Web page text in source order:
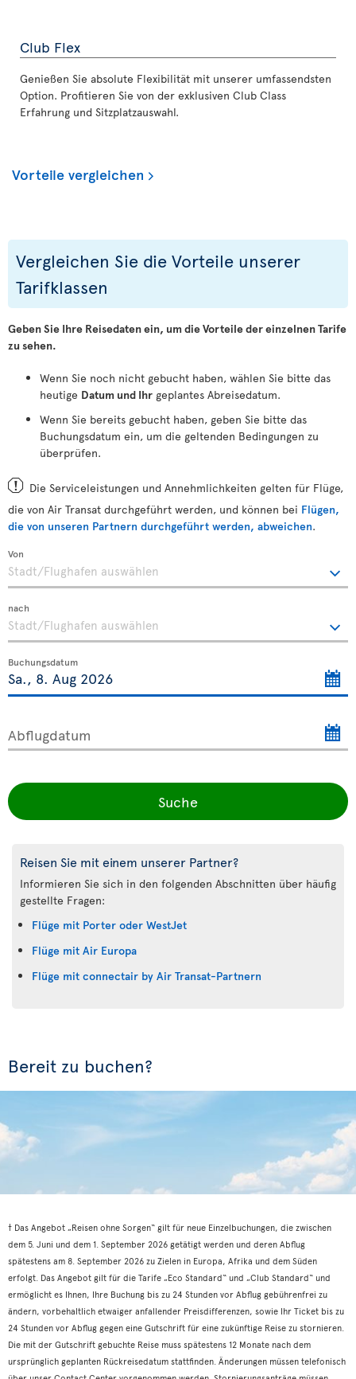
Club Flex
Genießen Sie absolute Flexibilität mit unserer umfassendsten
Option. Profitieren Sie von der exklusiven Club Class
Erfahrung und Sitzplatzauswahl.
Vorteile vergleichen
Vergleichen Sie die Vorteile unserer
Tarifklassen
Geben Sie Ihre Reisedaten ein, um die Vorteile der einzelnen Tarife
zu sehen.
Wenn Sie noch nicht gebucht haben, wählen Sie bitte das
heutige Datum und Ihr geplantes Abreisedatum.
Wenn Sie bereits gebucht haben, geben Sie bitte das
Buchungsdatum ein, um die geltenden Bedingungen zu
überprüfen.
Die Serviceleistungen und Annehmlichkeiten gelten für Flüge,
die von Air Transat durchgeführt werden, und können bei Flügen,
die von unseren Partnern durchgeführt werden, abweichen.
Von
nach
Buchungsdatum
Abflugdatum
Suche
Reisen Sie mit einem unserer Partner?
Informieren Sie sich in den folgenden Abschnitten über häufig
gestellte Fragen:
Flüge mit Porter oder WestJet
Flüge mit Air Europa
Flüge mit connectair by Air Transat-Partnern
Bereit zu buchen?
† Das Angebot „Reisen ohne Sorgen“ gilt für neue Einzelbuchungen, die zwischen
dem 5. Juni und dem 1. September 2026 getätigt werden und deren Abflug
spätestens am 8. September 2026 zu Zielen in Europa, Afrika und dem Süden
erfolgt. Das Angebot gilt für die Tarife „Eco Standard“ und „Club Standard“ und
ermöglicht es Ihnen, Ihre Buchung bis zu 24 Stunden vor Abflug gebührenfrei zu
ändern, vorbehaltlich etwaiger anfallender Preisdifferenzen, sowie Ihr Ticket bis zu
24 Stunden vor Abflug gegen eine Gutschrift für eine zukünftige Reise zu stornieren.
Die mit der Gutschrift gebuchte Reise muss spätestens 12 Monate nach dem
ursprünglich geplanten Rückreisedatum stattfinden. Änderungen müssen telefonisch